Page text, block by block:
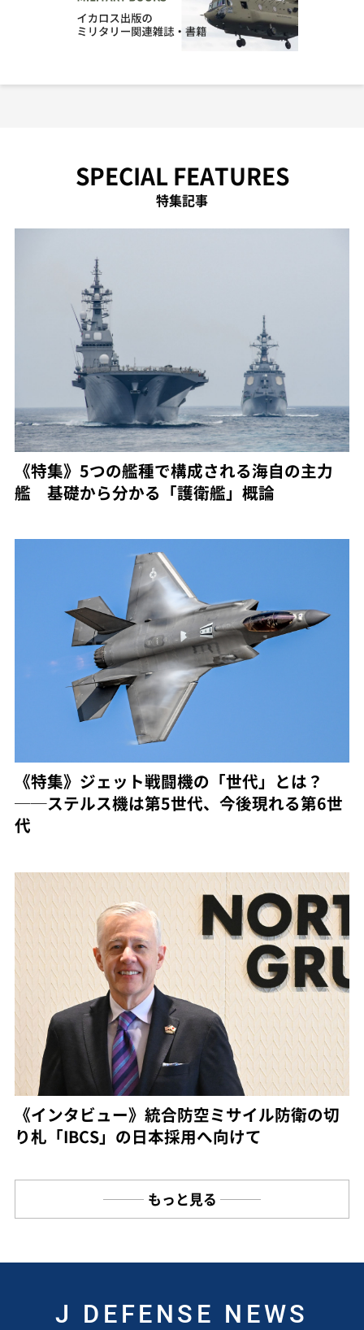
SPECIAL FEATURES
特集記事
《特集》5つの艦種で構成される海自の主力
艦 基礎から分かる「護衛艦」概論
《特集》ジェット戦闘機の「世代」とは？
──ステルス機は第5世代、今後現れる第6世
代
《インタビュー》統合防空ミサイル防衛の切
り札「IBCS」の日本採用へ向けて
もっと見る
J DEFENSE NEWS